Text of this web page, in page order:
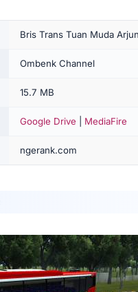
Bris Trans Tuan Muda
Ombenk Channel
15.7 MB
Google Drive MediaFire
ngerank.com